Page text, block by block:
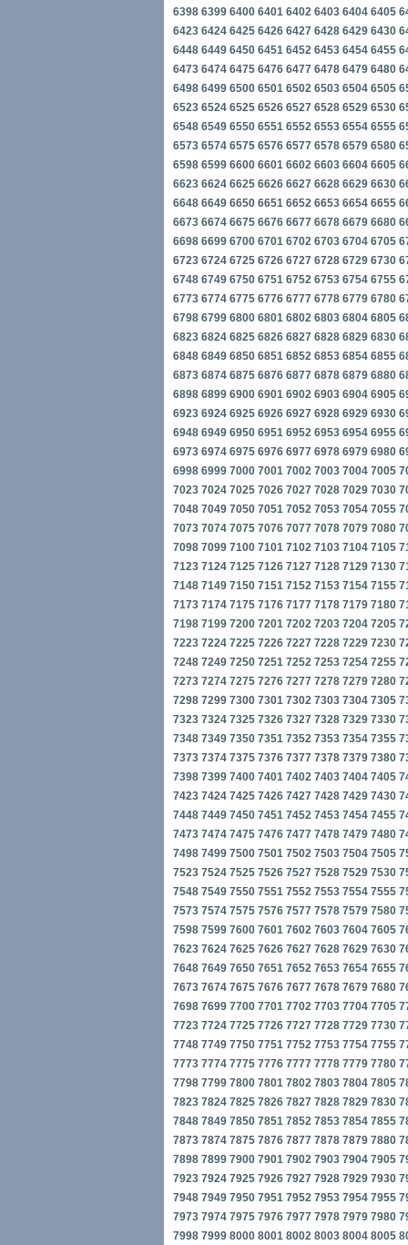
6398 6399 6400 6401 6402 6403 6404 6405
6423 6424 6425 6426 6427 6428 6429 6430
6448 6449 6450 6451 6452 6453 6454 6455
6473 6474 6475 6476 6477 6478 6479 6480
6498 6499 6500 6501 6502 6503 6504 6505
6523 6524 6525 6526 6527 6528 6529 6530
6548 6549 6550 6551 6552 6553 6554 6555
6573 6574 6575 6576 6577 6578 6579 6580
6598 6599 6600 6601 6602 6603 6604 6605
6623 6624 6625 6626 6627 6628 6629 6630
6648 6649 6650 6651 6652 6653 6654 6655
6673 6674 6675 6676 6677 6678 6679 6680
6698 6699 6700 6701 6702 6703 6704 6705
6723 6724 6725 6726 6727 6728 6729 6730
6748 6749 6750 6751 6752 6753 6754 6755
6773 6774 6775 6776 6777 6778 6779 6780
6798 6799 6800 6801 6802 6803 6804 6805
6823 6824 6825 6826 6827 6828 6829 6830
6848 6849 6850 6851 6852 6853 6854 6855
6873 6874 6875 6876 6877 6878 6879 6880
6898 6899 6900 6901 6902 6903 6904 6905
6923 6924 6925 6926 6927 6928 6929 6930
6948 6949 6950 6951 6952 6953 6954 6955
6973 6974 6975 6976 6977 6978 6979 6980
6998 6999 7000 7001 7002 7003 7004 7005
7023 7024 7025 7026 7027 7028 7029 7030
7048 7049 7050 7051 7052 7053 7054 7055
7073 7074 7075 7076 7077 7078 7079 7080
7098 7099 7100 7101 7102 7103 7104 7105
7123 7124 7125 7126 7127 7128 7129 7130
7148 7149 7150 7151 7152 7153 7154 7155
7173 7174 7175 7176 7177 7178 7179 7180
7198 7199 7200 7201 7202 7203 7204 7205
7223 7224 7225 7226 7227 7228 7229 7230
7248 7249 7250 7251 7252 7253 7254 7255
7273 7274 7275 7276 7277 7278 7279 7280
7298 7299 7300 7301 7302 7303 7304 7305
7323 7324 7325 7326 7327 7328 7329 7330
7348 7349 7350 7351 7352 7353 7354 7355
7373 7374 7375 7376 7377 7378 7379 7380
7398 7399 7400 7401 7402 7403 7404 7405
7423 7424 7425 7426 7427 7428 7429 7430
7448 7449 7450 7451 7452 7453 7454 7455
7473 7474 7475 7476 7477 7478 7479 7480
7498 7499 7500 7501 7502 7503 7504 7505
7523 7524 7525 7526 7527 7528 7529 7530
7548 7549 7550 7551 7552 7553 7554 7555
7573 7574 7575 7576 7577 7578 7579 7580
7598 7599 7600 7601 7602 7603 7604 7605
7623 7624 7625 7626 7627 7628 7629 7630
7648 7649 7650 7651 7652 7653 7654 7655
7673 7674 7675 7676 7677 7678 7679 7680
7698 7699 7700 7701 7702 7703 7704 7705
7723 7724 7725 7726 7727 7728 7729 7730
7748 7749 7750 7751 7752 7753 7754 7755
7773 7774 7775 7776 7777 7778 7779 7780
7798 7799 7800 7801 7802 7803 7804 7805
7823 7824 7825 7826 7827 7828 7829 7830
7848 7849 7850 7851 7852 7853 7854 7855
7873 7874 7875 7876 7877 7878 7879 7880
7898 7899 7900 7901 7902 7903 7904 7905
7923 7924 7925 7926 7927 7928 7929 7930
7948 7949 7950 7951 7952 7953 7954 7955
7973 7974 7975 7976 7977 7978 7979 7980
7998 7999 8000 8001 8002 8003 8004 8005